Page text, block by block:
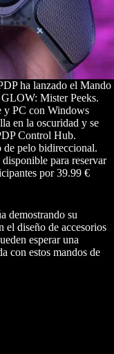
ha lanzado el Mando
Mister Peeks.
y PC con Windows
en la oscuridad y se
Control Hub.
de pelo bidireccional.
para reservar
por 39.99 €
demostrando su
diseño de accesorios
esperar una
con estos mandos de